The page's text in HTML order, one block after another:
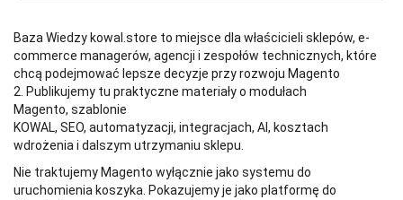
Baza Wiedzy kowal.store to miejsce dla właścicieli sklepów, e-
commerce managerów, agencji i zespołów technicznych, które
chcą podejmować lepsze decyzje przy rozwoju Magento
2. Publikujemy tu praktyczne materiały o modułach
Magento, szablonie
KOWAL, SEO, automatyzacji, integracjach, AI, kosztach
wdrożenia i dalszym utrzymaniu sklepu.
Nie traktujemy Magento wyłącznie jako systemu do
uruchomienia koszyka. Pokazujemy je jako platformę do